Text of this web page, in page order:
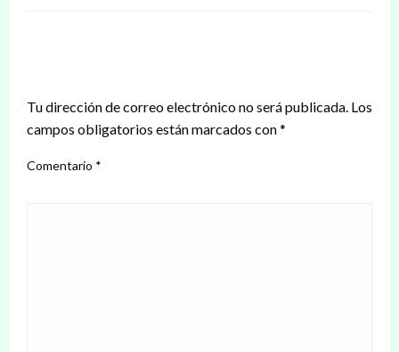
Tu dirección de correo electrónico no será publicada. Los
campos obligatorios están marcados con*
Comentario *